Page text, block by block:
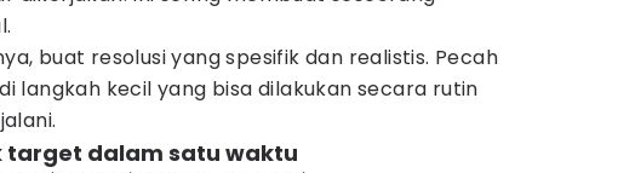
buat resolusi yang spesifik dan realistis. Pecah
langkah kecil yang bisa dilakukan secara rutin
target dalam satu waktu